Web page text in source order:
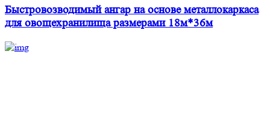
Быстровозводимый ангар на основе металлокаркаса
для овощехранилища размерами 18м*36м